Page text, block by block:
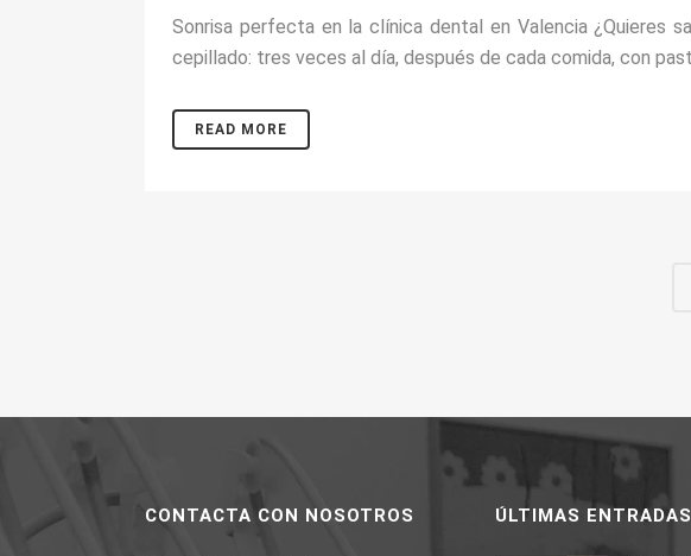
Sonrisa perfecta en la clínica dental en Valencia ¿Quieres
cepillado: tres veces al día, después de cada comida, con
READ MORE
CONTACTA CON NOSOTROS ÚLTIMAS ENTRADAS